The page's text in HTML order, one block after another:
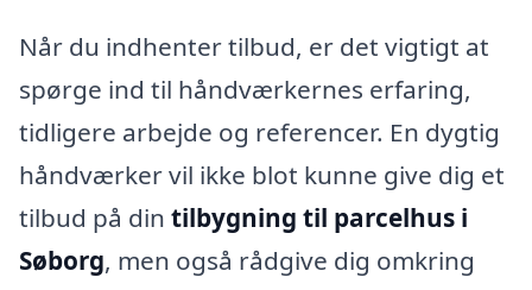
Når du indhenter tilbud, er det vigtigt at
spørge ind til håndværkernes erfaring,
tidligere arbejde og referencer. En dygtig
håndværker vil ikke blot kunne give dig et
tilbud på din tilbygning til parcelhus i
Søborg, men også rådgive dig omkring